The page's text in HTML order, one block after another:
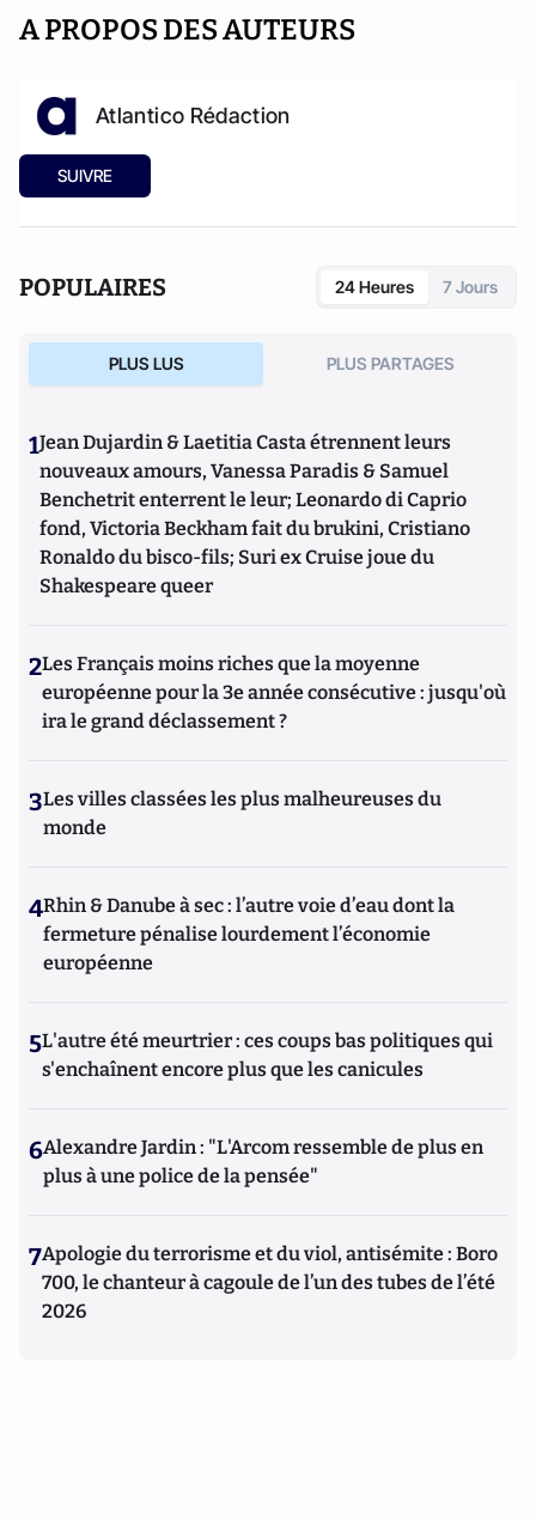
A PROPOS DES AUTEURS
Atlantico Rédaction
SUIVRE
POPULAIRES 24 Heures 7 Jours
PLUS LUS PLUS PARTAGES
1Jean Dujardin & Laetitia Casta étrennent leurs
nouveaux amours, Vanessa Paradis & Samuel
Benchetrit enterrent le leur; Leonardo di Caprio
fond, Victoria Beckham fait du brukini, Cristiano
Ronaldo du bisco-fils; Suri ex Cruise joue du
Shakespeare queer
2Les Français moins riches que la moyenne
européenne pour la 3e année consécutive : jusqu'où
ira le grand déclassement ?
3Les villes classées les plus malheureuses du
monde
4Rhin & Danube à sec : l’autre voie d’eau dont la
fermeture pénalise lourdement l’économie
européenne
5L'autre été meurtrier : ces coups bas politiques qui
s'enchaînent encore plus que les canicules
6Alexandre Jardin : "L'Arcom ressemble de plus en
plus à une police de la pensée"
7Apologie du terrorisme et du viol, antisémite : Boro
700, le chanteur à cagoule de l’un des tubes de l’été
2026